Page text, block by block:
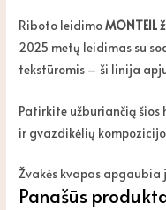
Riboto leidimoMONTEIL
2025 metų leidimas su
tekstūromis – ši linija
Patirkite užburiančią šios
ir gvazdikėlių
Žvakės kvapas
Panašūs